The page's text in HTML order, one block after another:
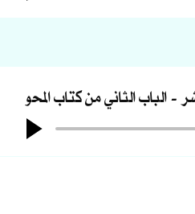
الباب الثاني من كتاب المحو